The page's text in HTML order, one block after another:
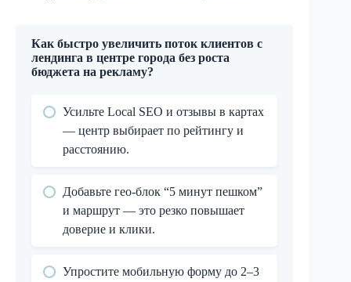
Как быстро увеличить поток клиентов с
лендинга в центре города без роста
бюджета на рекламу?
Усильте Local SEO и отзывы в картах
— центр выбирает по рейтингу и
расстоянию.
Добавьте гео-блок “5 минут пешком”
и маршрут — это резко повышает
доверие и клики.
Упростите мобильную форму до 2–3